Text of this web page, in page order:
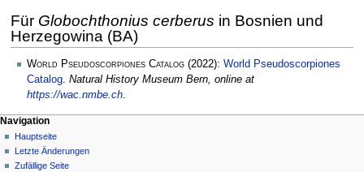
Navigation
springen
Suche
springen
Für Globochthonius cerberus in Bosnien und
Herzegowina (BA)
World Pseudoscorpiones Catalog (2022): World Pseudoscorpiones
Catalog. Natural History Museum Bern, online at
https://wac.nmbe.ch.
Navigation
Hauptseite
Letzte Änderungen
Zufällige Seite